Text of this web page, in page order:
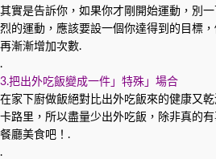
其實是告訴你，如果你才剛開始運動，別
烈的運動，應該要設一個你達得到的目標
再漸漸增加次數.
.
3.把出外吃飯變成一件」特殊」場合
在家下廚做飯絕對比出外吃飯來的健康又
卡路里，所以盡量少出外吃飯，除非真的
餐廳美食吧！.
.